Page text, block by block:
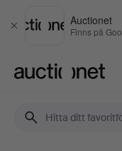
Stäng
Auctionet
Finns på